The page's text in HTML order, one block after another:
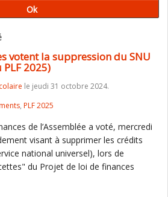
votent la suppression du SNU
2025)
le jeudi 31 octobre 2024.
, PLF 2025
de l’Assemblée a voté, mercredi
visant à supprimer les crédits
national universel), lors de
du Projet de loi de finances